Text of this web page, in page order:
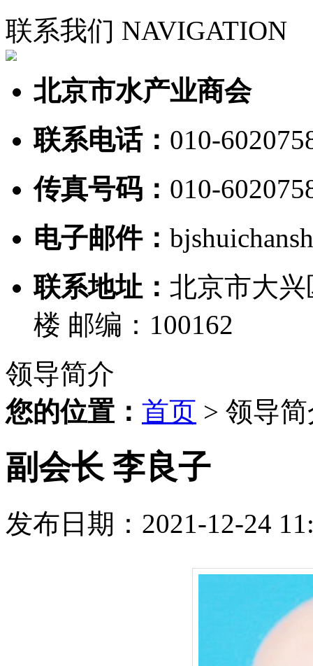
联系我们 NAVIGATION
北京市水产业商会
联系电话： 010-
传真号码： 010-
电子邮件：
联系地址： 北京市大
楼 邮编：100162
领导简介
您的位置： 首页 > 领导
副会长 李良子
发布日期：2021-12-24